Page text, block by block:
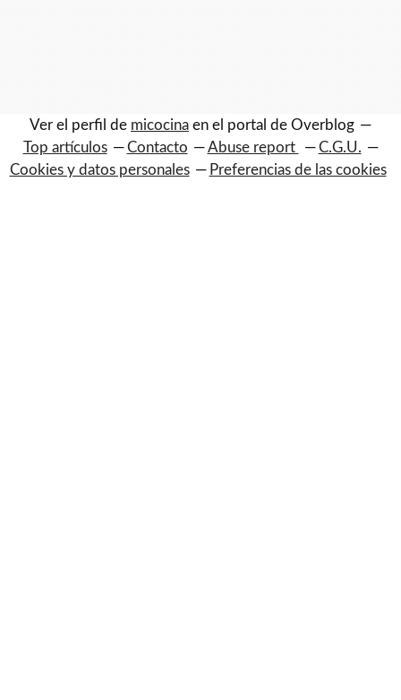
Ver el perfil de micocina en el portal de Overblog
Top artículos
Contacto Abuse report
C.G.U.
Cookies y datos personales
Preferencias de las cookies